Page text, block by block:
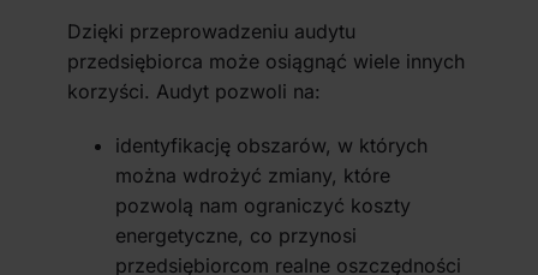
Dzięki przeprowadzeniu audytu
przedsiębiorca może osiągnąć wiele innych
korzyści. Audyt pozwoli na:
identyfikację obszarów, w których
można wdrożyć zmiany, które
pozwolą nam ograniczyć koszty
energetyczne, co przynosi
przedsiębiorcom realne oszczędności